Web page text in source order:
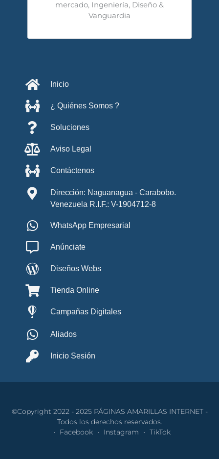
mercado, Ingeniería, Diseño &
Vanguardia
Inicio
¿ Quiénes Somos ?
Soluciones
Aviso Legal
Contáctenos
Dirección: Naguanagua - Carabobo.
Venezuela R.I.F.: V-1904712-8
WhatsApp Empresarial
Anúnciate
Diseños Webs
Tienda Online
Campañas Digitales
Aliados
Inicio Sesión
©Copyright 2022 - 2025 PÁGINAS AMARILLAS INTERNET -
Todos los derechos reservados.
Facebook
Instagram TikTok